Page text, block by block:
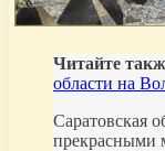
Читайте
области на
Саратовская
прекрасными